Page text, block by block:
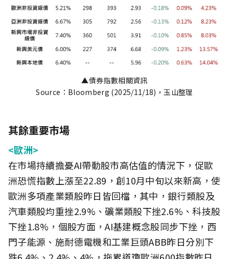
▲債券指數相關資訊
Source：Bloomberg (2025/11/18)，玉山整理
其餘重要市場
<歐洲>
在市場持續擔憂AI帶動股市高估值的情況下，促歐
洲恐慌指數上漲至22.89，創10月中旬以來新高，使
歐洲多項產業類股昨日皆回檔，其中，銀行類股及
汽車類股均重挫2.9%、礦業類股下挫2.6%、科技股
下挫1.8%，個股方面，AI基建概念股同步下挫，西
門子能源、施耐德電機和工業巨頭ABB昨日分別下